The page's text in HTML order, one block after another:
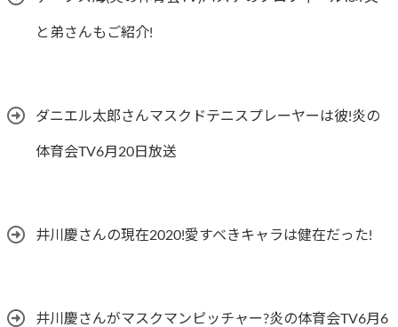
と弟さんもご紹介!
ダニエル太郎さんマスクドテニスプレーヤーは彼!炎の
体育会TV6月20日放送
井川慶さんの現在2020!愛すべきキャラは健在だった!
井川慶さんがマスクマンピッチャー?炎の体育会TV6月6